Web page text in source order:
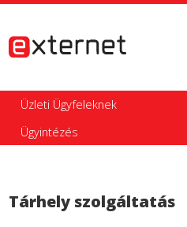
Üzleti Ügyfeleknek
Ügyintézés
Tárhely szolgáltatás